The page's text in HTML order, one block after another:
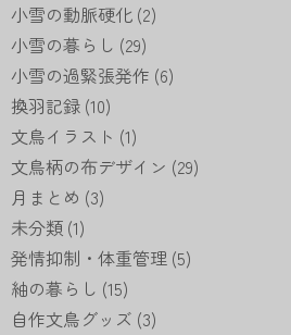
小雪の動脈硬化 (2)
小雪の暮らし (29)
小雪の過緊張発作 (6)
換羽記録 (10)
文鳥イラスト (1)
文鳥柄の布デザイン (29)
月まとめ (3)
未分類 (1)
発情抑制・体重管理 (5)
紬の暮らし (15)
自作文鳥グッズ (3)